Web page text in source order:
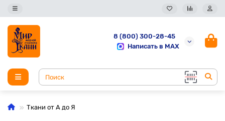
8 (800) 300-28-45
Написать в MAX
Ткани от А до Я